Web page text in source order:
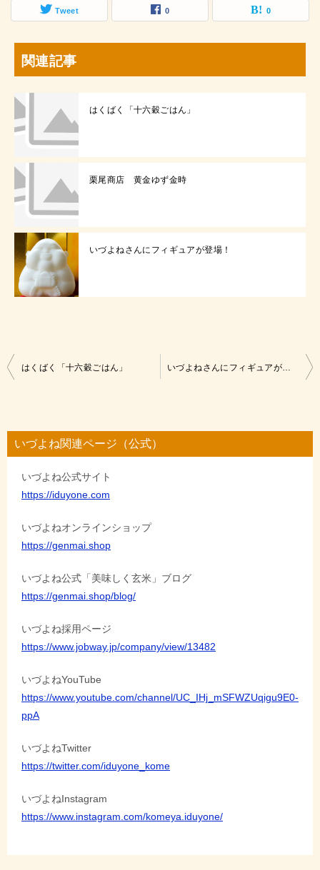
Tweet 0 0
関連記事
はくばく「十六穀ごはん」
栗尾商店 黄金ゆず金時
いづよねさんにフィギュアが登場！
投
ビ
ゲ
はくばく「十六穀ごはん」 いづよねさんにフィギュアが登場！
いづよね関連ページ（公式）
いづよね公式サイト
https://iduyone.com
いづよねオンラインショップ
https://genmai.shop
いづよね公式「美味しく玄米」ブログ
https://genmai.shop/blog/
いづよね採用ページ
https://www.jobway.jp/company/view/13482
いづよねYouTube
https://www.youtube.com/channel/UC_IHj_mSFWZUqigu9E0-
ppA
いづよねTwitter
https://twitter.com/iduyone_kome
いづよねInstagram
https://www.instagram.com/komeya.iduyone/